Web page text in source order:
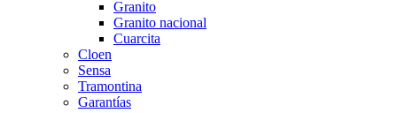
Granito
Granito nacional
Cuarcita
Cloen
Sensa
Tramontina
Garantías